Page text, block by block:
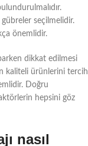
seçilmelidir.
önemlidir.
dikkat edilmesi
kaliteli ürünlerini tercih
Doğru
hepsini göz
nasıl